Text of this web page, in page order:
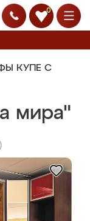
0
КУПЕ С
мира"